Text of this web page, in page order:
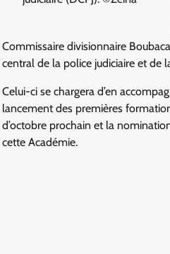
Commissaire divisionnaire
central de la police judiciaire et de
Celui-ci se chargera d’en
lancement des premières
d’octobre prochain et la
cette Académie.